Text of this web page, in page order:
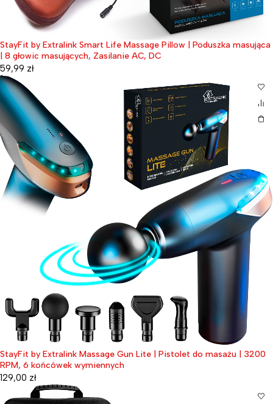
StayFit by Extralink Smart Life Massage Pillow | Poduszka masująca
| 8 głowic masujących, Zasilanie AC, DC
59,99 zł
StayFit by Extralink Massage Gun Lite | Pistolet do masażu | 3200
RPM, 6 końcówek wymiennych
129,00 zł